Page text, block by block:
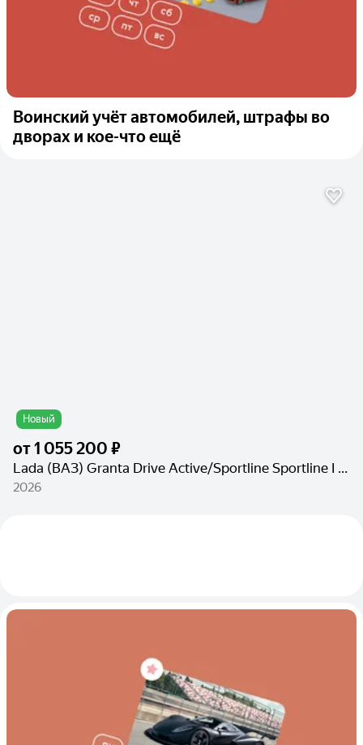
Воинский учёт автомобилей, штрафы во
дворах и кое-что ещё
Новый
от1 055 200 ₽
Lada (ВАЗ) Granta Drive Active/Sportline Sportline I Рестайлинг
2026